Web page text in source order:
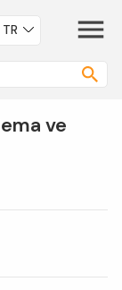
TR
ve